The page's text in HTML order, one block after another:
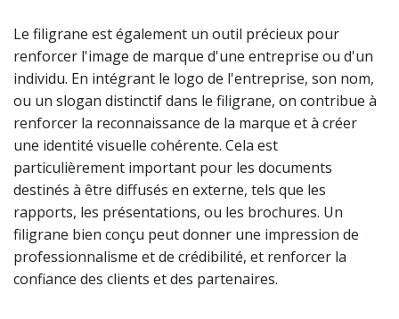
Le filigrane est également un outil précieux pour
renforcer l'image de marque d'une entreprise ou d'un
individu. En intégrant le logo de l'entreprise, son nom,
ou un slogan distinctif dans le filigrane, on contribue à
renforcer la reconnaissance de la marque et à créer
une identité visuelle cohérente. Cela est
particulièrement important pour les documents
destinés à être diffusés en externe, tels que les
rapports, les présentations, ou les brochures. Un
filigrane bien conçu peut donner une impression de
professionnalisme et de crédibilité, et renforcer la
confiance des clients et des partenaires.